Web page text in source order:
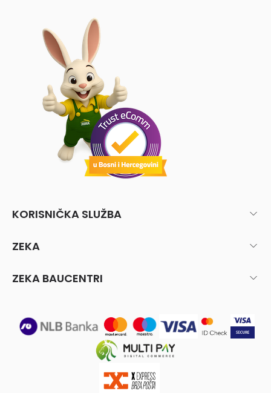
KORISNIČKA SLUŽBA
ZEKA
ZEKA BAUCENTRI